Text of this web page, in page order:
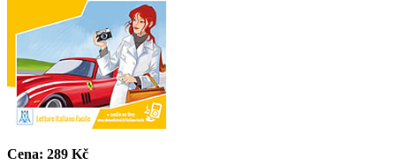
Cena: 289 Kč